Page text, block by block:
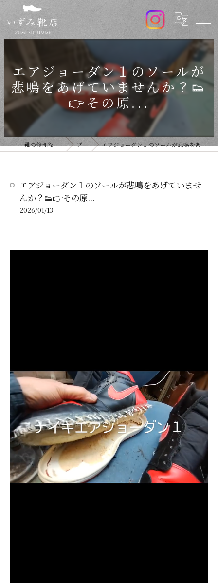
エアジョーダン１のソールが
悲鳴をあげていませんか？👟
👉その原...
靴の修理ならいずみ靴店 ブログ エアジョーダン１のソールが悲鳴をあげていませんか？👟👉その原...
エアジョーダン１のソールが悲鳴をあげていませ
んか？👟👉その原...
2026/01/13